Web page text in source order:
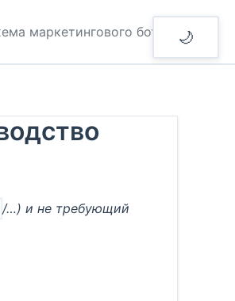
🌙
маркетингового бота
/…) и не требующий